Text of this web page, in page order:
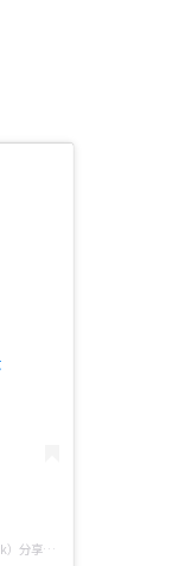
《東周刊》East Week（@eastweekhk）分享的貼文